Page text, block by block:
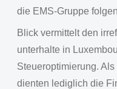
die EMS-Gruppe
Blick vermittelt den
unterhalte in
Steueroptimierung.
dienten lediglich die